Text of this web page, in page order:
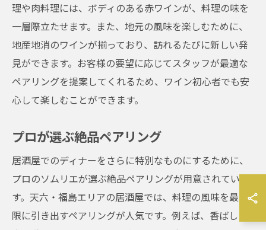
理や肉料理には、ボディのある赤ワインが、料理の味を
一層際立たせます。また、地元の風味を楽しむために、
地産地消のワインが揃っており、訪れるたびに新しい発
見ができます。お客様の要望に応じてスタッフが最適な
ペアリングを提案してくれるため、ワイン初心者でも安
心して楽しむことができます。
プロが選ぶ絶品ペアリング
居酒屋でのディナーをさらに特別なものにするために、
プロのソムリエが選ぶ絶品ペアリングが用意されていま
す。天六・福島エリアの居酒屋では、料理の風味を最大
限に引き出すペアリングが人気です。例えば、香ばしい